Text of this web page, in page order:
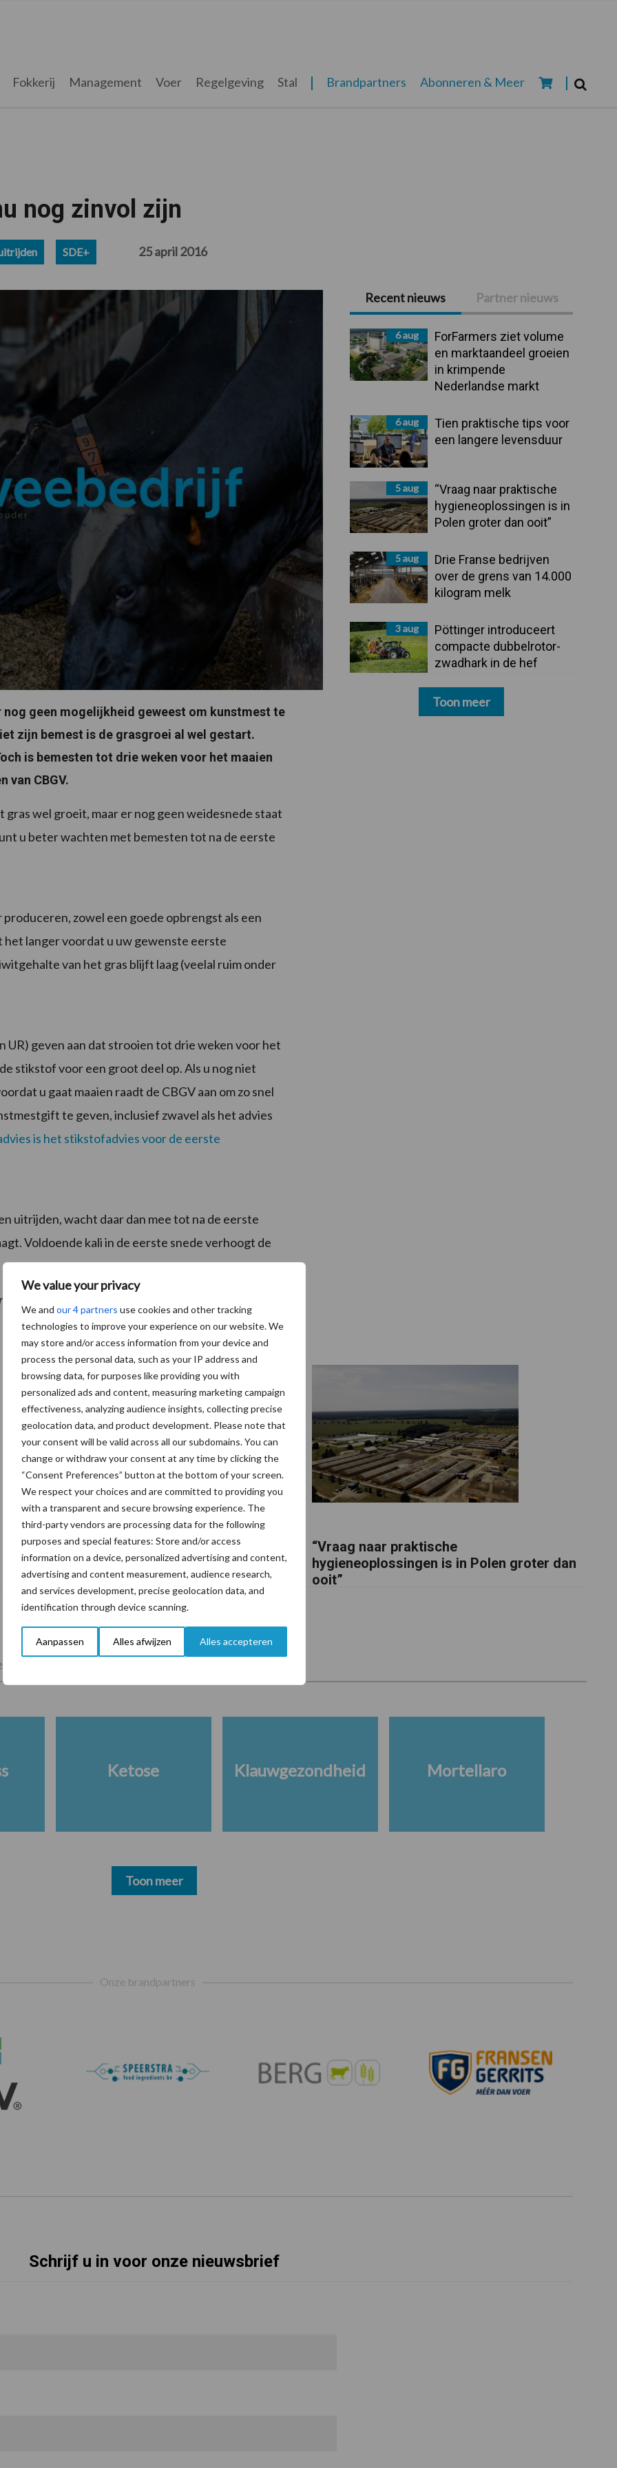
We value your privacy
We and our 4 partners use cookies and other tracking
technologies to improve your experience on our website. We
may store and/or access information from your device and
process the personal data, such as your IP address and
browsing data, for purposes like providing you with
personalized ads and content, measuring marketing campaign
effectiveness, analyzing audience insights, collecting precise
geolocation data, and product development. Please note that
your consent will be valid across all our subdomains. You can
change or withdraw your consent at any time by clicking the
“Consent Preferences” button at the bottom of your screen.
We respect your choices and are committed to providing you
with a transparent and secure browsing experience. The
third-party vendors are processing data for the following
purposes and special features: Store and/or access
information on a device, personalized advertising and content,
advertising and content measurement, audience research,
and services development, precise geolocation data, and
identification through device scanning.
Aanpassen Alles afwijzen Alles accepteren
Fokkerij Management Voer Regelgeving Stal Brandpartners Abonneren & Meer
nog zinvol zijn
SDE+ 25 april 2016
geen mogelijkheid geweest om kunstmest te
zijn bemest is de grasgroei al wel gestart.
is bemesten tot drie weken voor het maaien
van CBGV.
gras wel groeit, maar er nog geen weidesnede staat
u beter wachten met bemesten tot na de eerste
zowel een goede opbrengst als een
langer voordat u uw gewenste eerste
van het gras blijft laag (veelal ruim onder
geven aan dat strooien tot drie weken voor het
stikstof voor een groot deel op. Als u nog niet
u gaat maaien raadt de CBGV aan om zo snel
te geven, inclusief zwavel als het advies
is het stikstofadvies voor de eerste
uitrijden, wacht daar dan mee tot na de eerste
Voldoende kali in de eerste snede verhoogt de
Primaire
Sidebar
Recent nieuws Partner nieuws
6 aug
ForFarmers ziet volume
en marktaandeel groeien
in krimpende
Nederlandse markt
6 aug
Tien praktische tips voor
een langere levensduur
5 aug
“Vraag naar praktische
hygieneoplossingen is in
Polen groter dan ooit”
5 aug
Drie Franse bedrijven
over de grens van 14.000
kilogram melk
3 aug
Pöttinger introduceert
compacte dubbelrotor-
zwadhark in de hef
Toon meer
Tien praktische tips voor een langere
levensduur
“Vraag naar praktische
hygieneoplossingen is in Polen groter dan
ooit”
Ketose Klauwgezondheid Mortellaro
Toon meer
Onze brandpartners
Schrijf u in voor onze nieuwsbrief